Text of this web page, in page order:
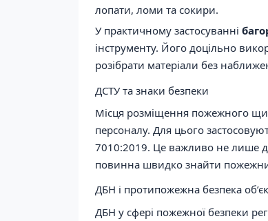
лопати, ломи та сокири.
У практичному застосуванні
інструменту. Його доцільно
розібрати матеріали без
ДСТУ та знаки безпеки
Місця розміщення пожежного
персоналу. Для цього
7010:2019. Це важливо не лише
повинна швидко знайти
ДБН і протипожежна безпека
ДБН у сфері пожежної безпеки